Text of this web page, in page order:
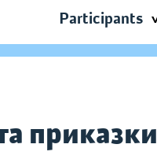
Participants
приказки